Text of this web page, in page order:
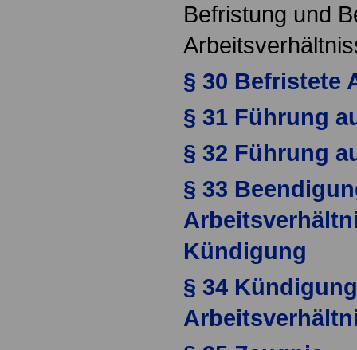
Befristung und
§ 30 Befristete
§ 31 Führung
§ 32 Führung
§ 33
Kündigung
§ 34